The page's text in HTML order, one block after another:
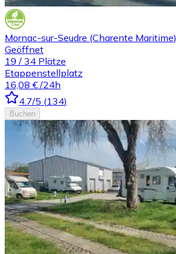
Mornac-sur-Seudre (Charente Maritime)
Geöffnet
19 / 34 Plätze
Etappenstellplatz
16,08 € /24h
4.7/5 (134)
Buchen